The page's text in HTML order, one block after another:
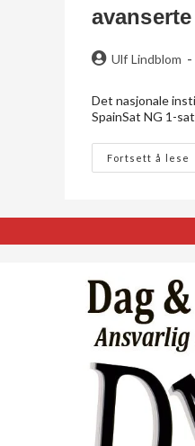
Ulf Lindblom
Det nasjonale
SpainSat NG 1-
Fortsett å lese